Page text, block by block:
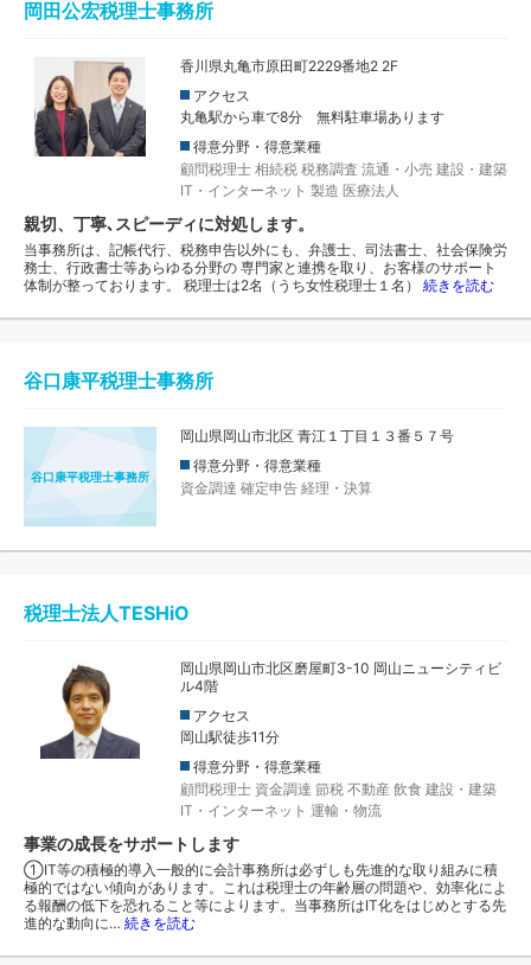
岡田公宏税理士事務所
香川県丸亀市原田町2229番地2 2F
アクセス
丸亀駅から車で8分 無料駐車場あります
得意分野・得意業種
顧問税理士 相続税 税務調査 流通・小売 建設・建築
IT・インターネット 製造 医療法人
親切、丁寧､スピーディに対処します。
当事務所は、記帳代行、税務申告以外にも、弁護士、司法書士、社会保険労
務士、行政書士等あらゆる分野の 専門家と連携を取り、お客様のサポート
体制が整っております。 税理士は2名（うち女性税理士１名） 続きを読む
谷口康平税理士事務所
谷口康平税理士事務所
岡山県岡山市北区 青江１丁目１３番５７号
得意分野・得意業種
資金調達 確定申告 経理・決算
税理士法人TESHiO
岡山県岡山市北区磨屋町3-10 岡山ニューシティビ
ル4階
アクセス
岡山駅徒歩11分
得意分野・得意業種
顧問税理士 資金調達 節税 不動産 飲食 建設・建築
IT・インターネット 運輸・物流
事業の成長をサポートします
①IT等の積極的導入一般的に会計事務所は必ずしも先進的な取り組みに積
極的ではない傾向があります。これは税理士の年齢層の問題や、効率化によ
る報酬の低下を恐れること等によります。当事務所はIT化をはじめとする先
進的な動向に… 続きを読む